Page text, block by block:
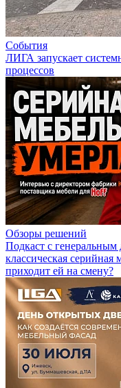
События
ЛИГА запускает
процессов
Обзоры решений
Подкаст с
классическая
приходит ей на смену?